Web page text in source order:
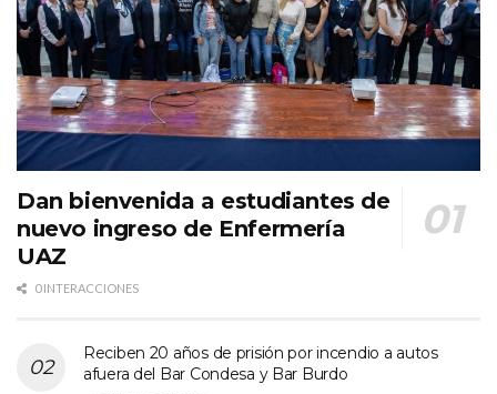
Dan bienvenida a estudiantes de
nuevo ingreso de Enfermería
UAZ
0 INTERACCIONES
Reciben 20 años de prisión por incendio a autos
afuera del Bar Condesa y Bar Burdo